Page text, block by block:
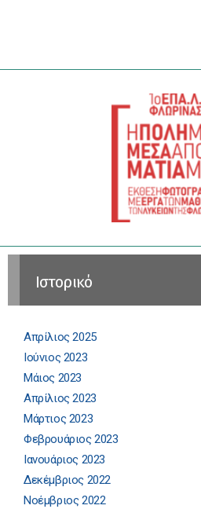
Ιστορικό
Απρίλιος 2025
Ιούνιος 2023
Μάιος 2023
Απρίλιος 2023
Μάρτιος 2023
Φεβρουάριος 2023
Ιανουάριος 2023
Δεκέμβριος 2022
Νοέμβριος 2022